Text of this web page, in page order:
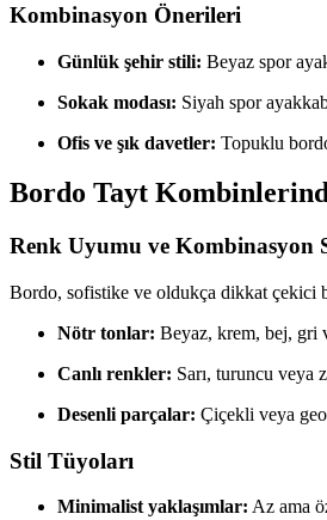
Kombinasyon Önerileri
Günlük şehir stili: Beyaz spor
Sokak modası: Siyah spor
Ofis ve şık davetler: Topuklu
Bordo Tayt
Renk Uyumu ve Kombinasyon
Bordo, sofistike ve oldukça dikkat çekici
Nötr tonlar: Beyaz, krem, bej, gri
Canlı renkler: Sarı, turuncu veya
Desenli parçalar: Çiçekli veya
Stil Tüyoları
Minimalist yaklaşımlar: Az ama